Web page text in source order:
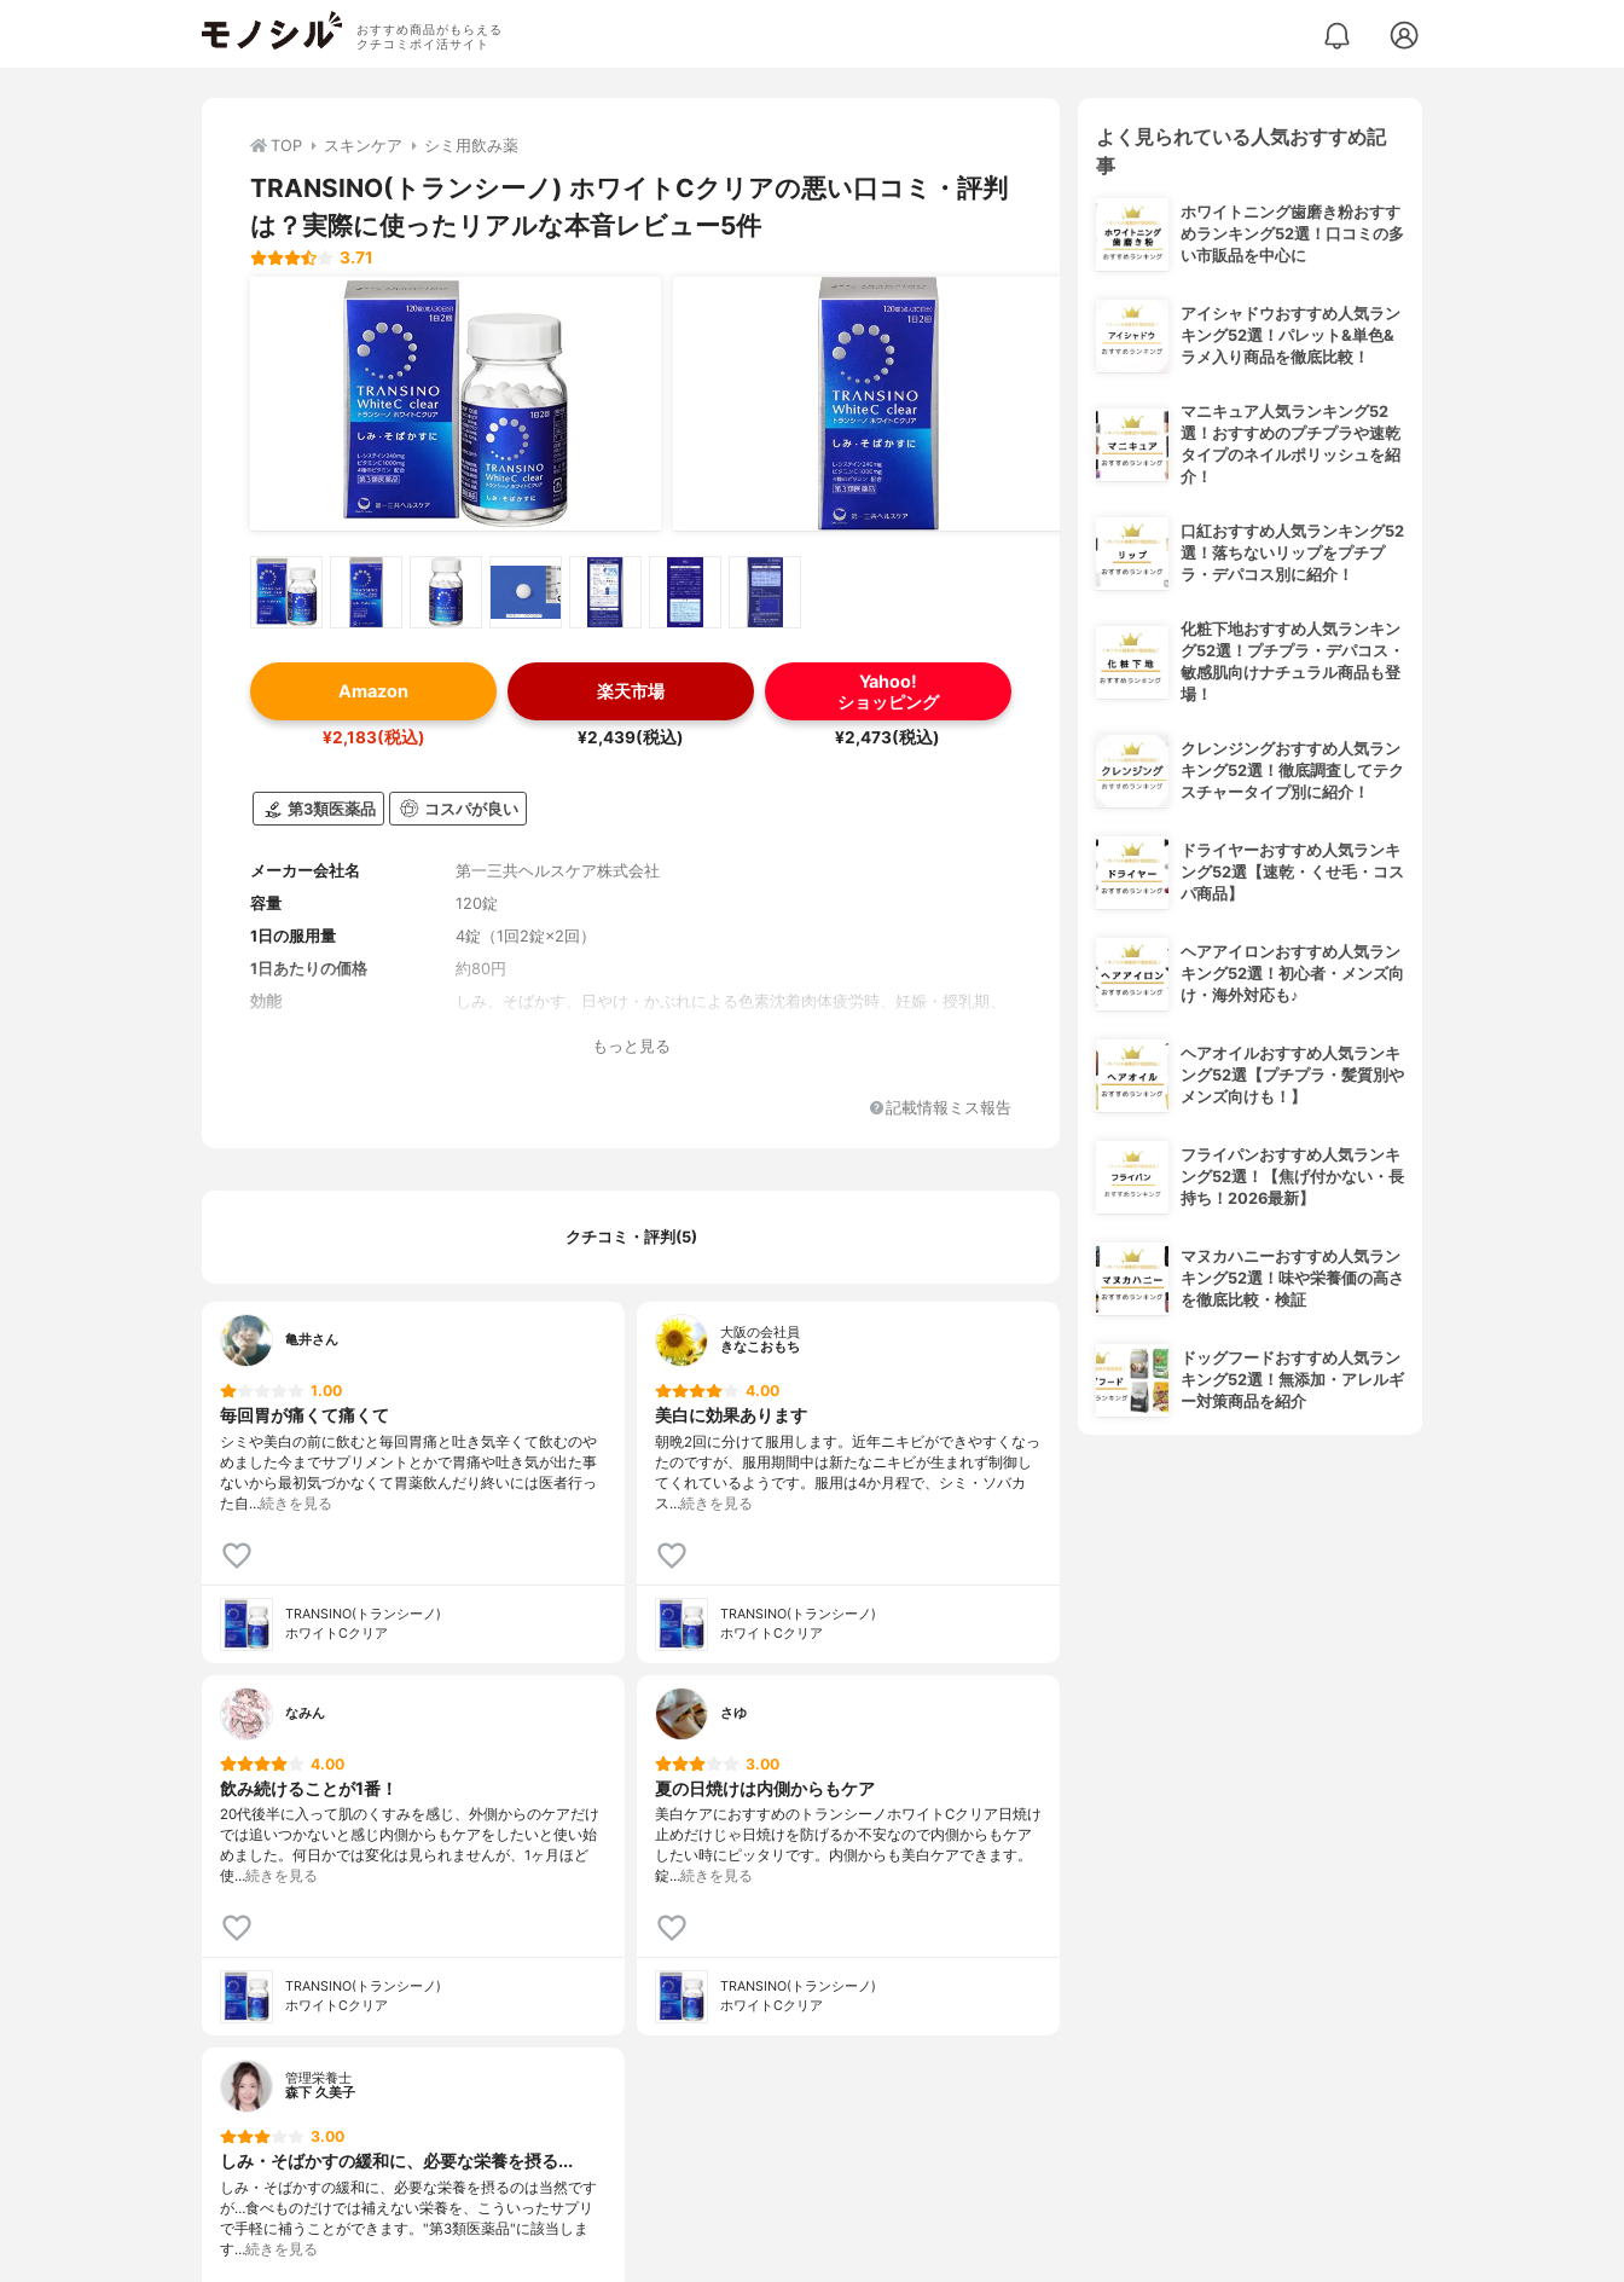
おすすめ商品がもらえる
クチコミポイ活サイト
TOP スキンケア シミ用飲み薬
TRANSINO(トランシーノ) ホワイトCクリアの悪い口コミ・評判
は？実際に使ったリアルな本音レビュー5件
3.71
Amazon
¥2,183(税込)
楽天市場
¥2,439(税込)
Yahoo!
ショッピング
¥2,473(税込)
第3類医薬品 コスパが良い
メーカー会社名
第一三共ヘルスケア株式会社
容量
120錠
1日の服用量
4錠（1回2錠×2回）
1日あたりの価格
約80円
効能
しみ、そばかす、日やけ・かぶれによる色素沈着肉体疲労時、妊娠・授乳期、
然型ビタミンE)、リボフラビン(ビタミンB2)、ピリドキシン塩酸塩(ビタミンB
もっと見る
記載情報ミス報告
クチコミ・評判(5)
亀井さん
1.00
毎回胃が痛くて痛くて
シミや美白の前に飲むと毎回胃痛と吐き気辛くて飲むのや
めました今までサプリメントとかで胃痛や吐き気が出た事
ないから最初気づかなくて胃薬飲んだり終いには医者行っ
た自…続きを見る
TRANSINO(トランシーノ)
ホワイトCクリア
大阪の会社員
きなこおもち
4.00
美白に効果あります
朝晩2回に分けて服用します。近年ニキビができやすくなっ
たのですが、服用期間中は新たなニキビが生まれず制御し
てくれているようです。服用は4か月程で、シミ・ソバカ
ス…続きを見る
TRANSINO(トランシーノ)
ホワイトCクリア
なみん
4.00
飲み続けることが1番！
20代後半に入って肌のくすみを感じ、外側からのケアだけ
では追いつかないと感じ内側からもケアをしたいと使い始
めました。何日かでは変化は見られませんが、1ヶ月ほど
使…続きを見る
TRANSINO(トランシーノ)
ホワイトCクリア
さゆ
3.00
夏の日焼けは内側からもケア
美白ケアにおすすめのトランシーノホワイトCクリア日焼け
止めだけじゃ日焼けを防げるか不安なので内側からもケア
したい時にピッタリです。内側からも美白ケアできます。
錠…続きを見る
TRANSINO(トランシーノ)
ホワイトCクリア
管理栄養士
森下 久美子
3.00
しみ・そばかすの緩和に、必要な栄養を摂る...
しみ・そばかすの緩和に、必要な栄養を摂るのは当然です
が…食べものだけでは補えない栄養を、こういったサプリ
で手軽に補うことができます。"第3類医薬品"に該当しま
す…続きを見る
よく見られている人気おすすめ記
事
ホワイトニング歯磨き粉おすす
めランキング52選！口コミの多
い市販品を中心に
アイシャドウおすすめ人気ラン
キング52選！パレット&単色&
ラメ入り商品を徹底比較！
マニキュア人気ランキング52
選！おすすめのプチプラや速乾
タイプのネイルポリッシュを紹
介！
口紅おすすめ人気ランキング52
選！落ちないリップをプチプ
ラ・デパコス別に紹介！
化粧下地おすすめ人気ランキン
グ52選！プチプラ・デパコス・
敏感肌向けナチュラル商品も登
場！
クレンジングおすすめ人気ラン
キング52選！徹底調査してテク
スチャータイプ別に紹介！
ドライヤーおすすめ人気ランキ
ング52選【速乾・くせ毛・コス
パ商品】
ヘアアイロンおすすめ人気ラン
キング52選！初心者・メンズ向
け・海外対応も♪
ヘアオイルおすすめ人気ランキ
ング52選【プチプラ・髪質別や
メンズ向けも！】
フライパンおすすめ人気ランキ
ング52選！【焦げ付かない・長
持ち！2026最新】
マヌカハニーおすすめ人気ラン
キング52選！味や栄養価の高さ
を徹底比較・検証
ドッグフードおすすめ人気ラン
キング52選！無添加・アレルギ
ー対策商品を紹介